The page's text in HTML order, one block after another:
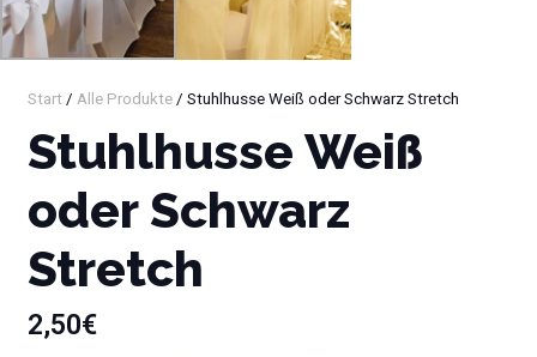
Start/ Alle Produkte/ Stuhlhusse Weiß oder Schwarz Stretch
Stuhlhusse Weiß
oder Schwarz
Stretch
2,50€